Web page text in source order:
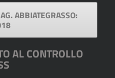
ABBIATEGRASSO:
AL CONTROLLO